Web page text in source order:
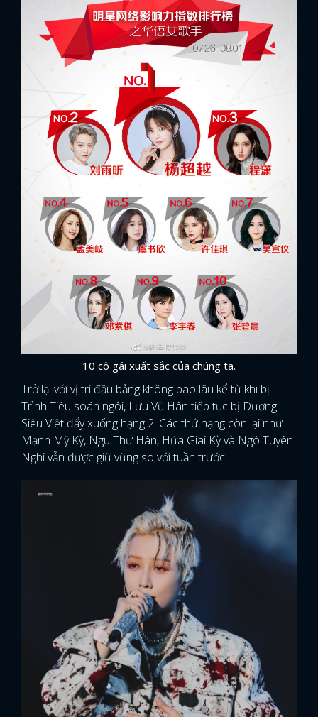
10 cô gái xuất sắc của chúng ta.
Trở lại với vị trí đầu bảng không bao lâu kể từ khi bị
Trình Tiêu soán ngôi, Lưu Vũ Hân tiếp tục bị Dương
Siêu Việt đẩy xuống hạng 2. Các thứ hạng còn lại như
Mạnh Mỹ Kỳ, Ngu Thư Hân, Hứa Giai Kỳ và Ngô Tuyên
Nghi vẫn được giữ vững so với tuần trước.